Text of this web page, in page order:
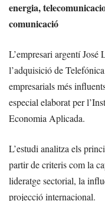
energia,
comunicació
L’empresari argentí
l’adquisició de
empresarials més
especial elaborat per
Economia Aplicada.
L’estudi analitza els
partir de criteris com la
lideratge sectorial, la
projecció internacional.